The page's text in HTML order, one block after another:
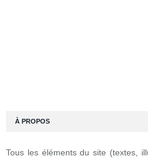
À PROPOS
Tous les éléments du site (textes,